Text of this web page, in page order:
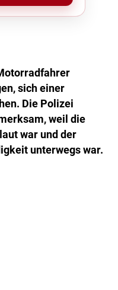
sich einer
Die Polizei
weil die
war und der
unterwegs war.